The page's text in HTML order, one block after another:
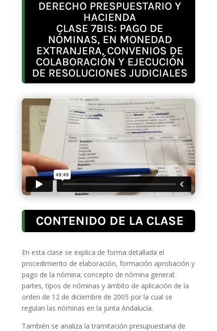
DERECHO PRESPUESTARIO Y
HACIENDA
CLASE 7BIS: PAGO DE
NÓMINAS, EN MONEDAD
EXTRANJERA, CONVENIOS DE
COLABORACIÓN Y EJECUCIÓN
DE RESOLUCIONES JUDICIALES
CONTENIDO DE LA CLASE
En esta clase se explica de forma detallada el
procedimiento de elaboración, formación aprobación y
pago de la nómina; concepto de nómina general;
partes, tipos de nóminas y ámbito de aplicación de la
orden de 12 de diciembre de 2005 por la cual se
regulan las nóminas en la junta Andalucía.
También se analiza la tramitación presupuestaria de